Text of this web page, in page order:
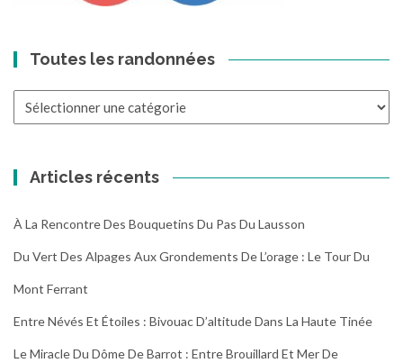
Toutes les randonnées
Articles récents
À La Rencontre Des Bouquetins Du Pas Du Lausson
Du Vert Des Alpages Aux Grondements De L’orage : Le Tour Du
Mont Ferrant
Entre Névés Et Étoiles : Bivouac D’altitude Dans La Haute Tinée
Le Miracle Du Dôme De Barrot : Entre Brouillard Et Mer De